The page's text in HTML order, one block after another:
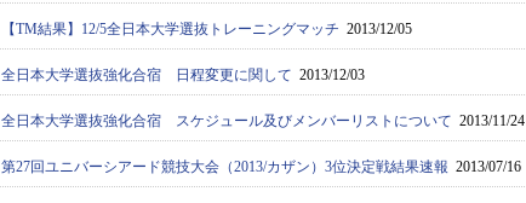
【TM結果】12/5全日本大学選抜トレーニングマッチ 2013/12/05
全日本大学選抜強化合宿 日程変更に関して 2013/12/03
全日本大学選抜強化合宿 スケジュール及びメンバーリストについて 2013/11/24
第27回ユニバーシアード競技大会（2013/カザン）3位決定戦結果速報 2013/07/16